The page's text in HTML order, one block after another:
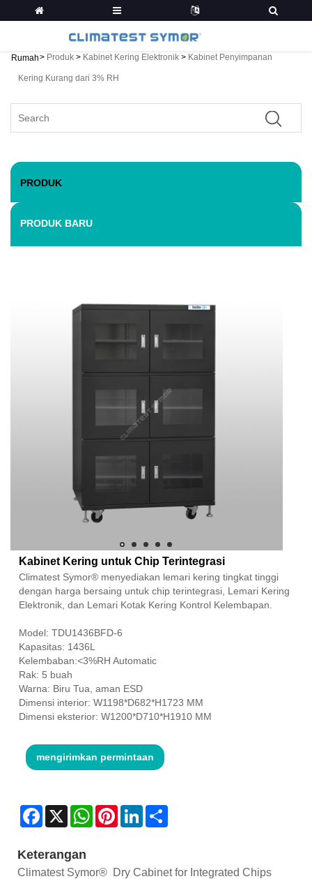
Rumah> Produk > Kabinet Kering Elektronik > Kabinet Penyimpanan
Kering Kurang dari 3% RH
PRODUK
PRODUK BARU
Kabinet Kering untuk Chip Terintegrasi
Climatest Symor® menyediakan lemari kering tingkat tinggi
dengan harga bersaing untuk chip terintegrasi, Lemari Kering
Elektronik, dan Lemari Kotak Kering Kontrol Kelembapan.
Model: TDU1436BFD-6
Kapasitas: 1436L
Kelembaban:<3%RH Automatic
Rak: 5 buah
Warna: Biru Tua, aman ESD
Dimensi interior: W1198*D682*H1723 MM
Dimensi eksterior: W1200*D710*H1910 MM
mengirimkan permintaan
Facebook
X WhatsAppPinterestLinkedIn
Keterangan
Climatest Symor® Dry Cabinet for Integrated Chips